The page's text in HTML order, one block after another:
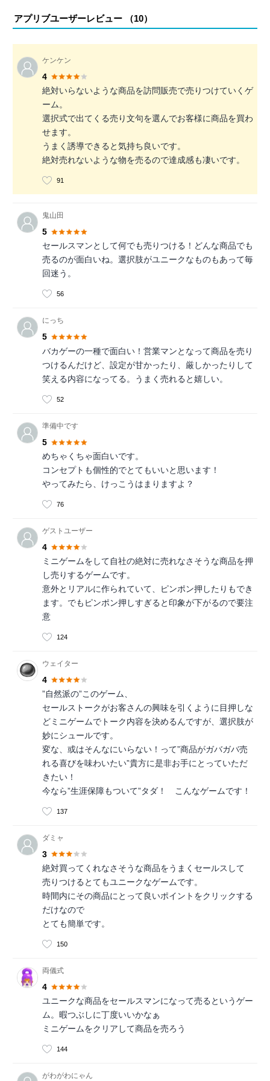
アプリブユーザーレビュー （10）
ケンケン
4
絶対いらないような商品を訪問販売で売りつけていくゲ
ーム。
選択式で出てくる売り文句を選んでお客様に商品を買わ
せます。
うまく誘導できると気持ち良いです。
絶対売れないような物を売るので達成感も凄いです。
91
鬼山田
5
セールスマンとして何でも売りつける！どんな商品でも
売るのが面白いね。選択肢がユニークなものもあって毎
回迷う。
56
にっち
5
バカゲーの一種で面白い！営業マンとなって商品を売り
つけるんだけど、設定が甘かったり、厳しかったりして
笑える内容になってる。うまく売れると嬉しい。
52
準備中です
5
めちゃくちゃ面白いです。
コンセプトも個性的でとてもいいと思います！
やってみたら、けっこうはまりますよ？
76
ゲストユーザー
4
ミニゲームをして自社の絶対に売れなさそうな商品を押
し売りするゲームです。
意外とリアルに作られていて、ピンポン押したりもでき
ます。でもピンポン押しすぎると印象が下がるので要注
意
124
ウェイター
4
”自然派の”このゲーム、
セールストークがお客さんの興味を引くように目押しな
どミニゲームでトーク内容を決めるんですが、選択肢が
妙にシュールです。
変な、或はそんなにいらない！って”商品がガバガバ売
れる喜びを味わいたい”貴方に是非お手にとっていただ
きたい！
今なら”生涯保障もついて”タダ！ こんなゲームです！
137
ダミャ
3
絶対買ってくれなさそうな商品をうまくセールスして
売りつけるとてもユニークなゲームです。
時間内にその商品にとって良いポイントをクリックする
だけなので
とても簡単です。
150
両儀式
4
ユニークな商品をセールスマンになって売るというゲー
ム。暇つぶしに丁度いいかなぁ
ミニゲームをクリアして商品を売ろう
144
がわがわにゃん